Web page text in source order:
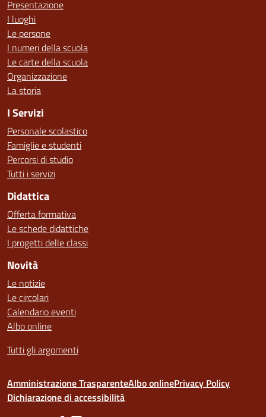
Presentazione
I luoghi
Le persone
I numeri della scuola
Le carte della scuola
Organizzazione
La storia
I Servizi
Personale scolastico
Famiglie e studenti
Percorsi di studio
Tutti i servizi
Didattica
Offerta formativa
Le schede didattiche
I progetti delle classi
Novità
Le notizie
Le circolari
Calendario eventi
Albo online
Tutti gli argomenti
Amministrazione TrasparenteAlbo onlinePrivacy Policy
Dichiarazione di accessibilità